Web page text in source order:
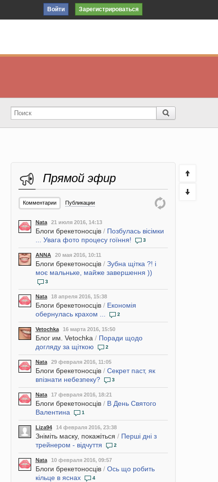
Войти Зарегистрироваться
Прямой эфир
Комментарии Публикации
Nata 21 июля 2016, 14:13
Блоги брекетоносців/ Позбулась вісімки
... Увага фото процесу гоїння!
3
ANNA 20 мая 2016, 10:11
Блоги брекетоносців/ Зубна щітка ?! і
моє мальньке, майже завершення ))
3
Nata 18 апреля 2016, 15:38
Блоги брекетоносців/ Економія
обернулась крахом ...
2
Vetochka 16 марта 2016, 15:50
Блог им. Vetochka / Поради щодо
догляду за щіткою
2
Nata 29 февраля 2016, 11:05
Блоги брекетоносців/ Секрет паст, як
впізнати небезпеку?
3
Nata 17 февраля 2016, 18:21
Блоги брекетоносців/ В День Святого
Валентина
1
Liza94 14 февраля 2016, 23:38
Зніміть маску, покажіться / Перші дні з
трейнером - відчуття
2
Nata 10 февраля 2016, 09:57
Блоги брекетоносців/ Ось що робить
кільце в яснах
4